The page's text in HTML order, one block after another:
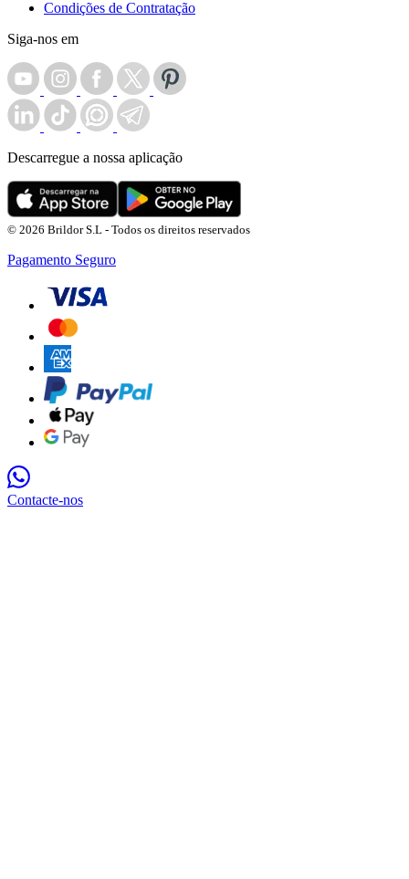
Condições de Contratação
Siga-nos em
Descarregue a nossa aplicação
© 2026 Brildor S.L - Todos os direitos reservados
Pagamento Seguro
Contacte-nos